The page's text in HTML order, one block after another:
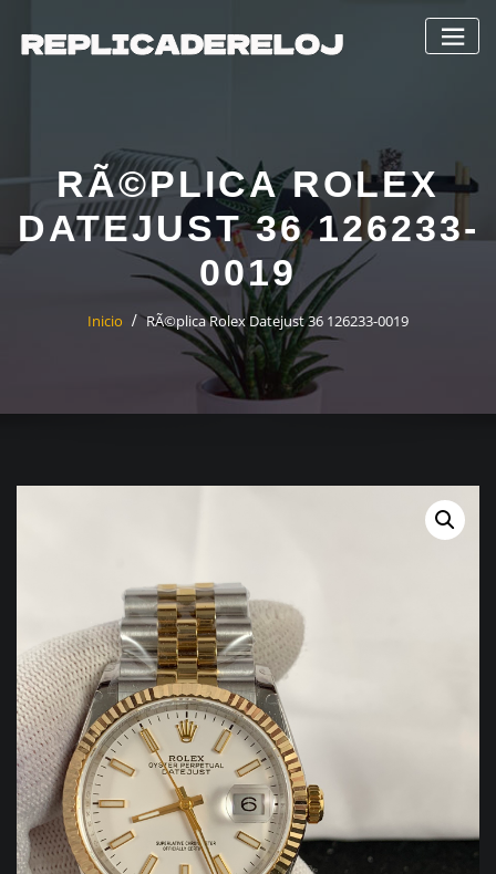
contenido
RÃ©PLICA ROLEX
DATEJUST 36 126233-
0019
Inicio RÃ©plica Rolex Datejust 36 126233-0019